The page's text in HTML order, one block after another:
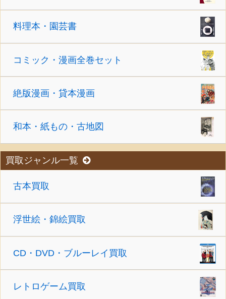
料理本・園芸書
コミック・漫画全巻セット
絶版漫画・貸本漫画
和本・紙もの・古地図
買取ジャンル一覧
古本買取
浮世絵・錦絵買取
CD・DVD・ブルーレイ買取
レトロゲーム買取